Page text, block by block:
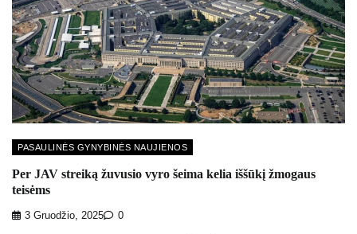
PASAULINĖS GYNYBINĖS NAUJIENOS
Per JAV streiką žuvusio vyro šeima kelia iššūkį žmogaus
teisėms
3 Gruodžio, 2025 0